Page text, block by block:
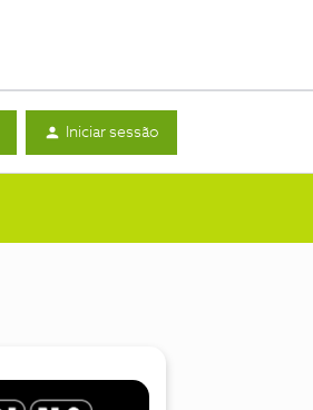
Iniciar sessão